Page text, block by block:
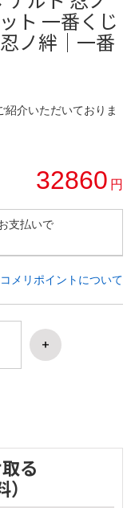
ト 一番くじ
ノ絆｜一番
介いただいておりま
32860 円
支払いで
コメリポイントについて
る